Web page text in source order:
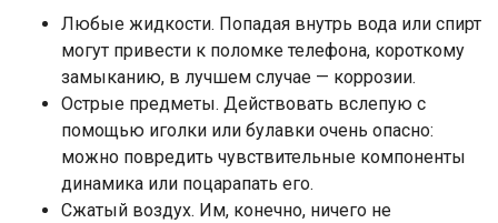
Любые жидкости. Попадая внутрь вода или спирт
могут привести к поломке телефона, короткому
замыканию, в лучшем случае — коррозии.
Острые предметы. Действовать вслепую с
помощью иголки или булавки очень опасно:
можно повредить чувствительные компоненты
динамика или поцарапать его.
Сжатый воздух. Им, конечно, ничего не